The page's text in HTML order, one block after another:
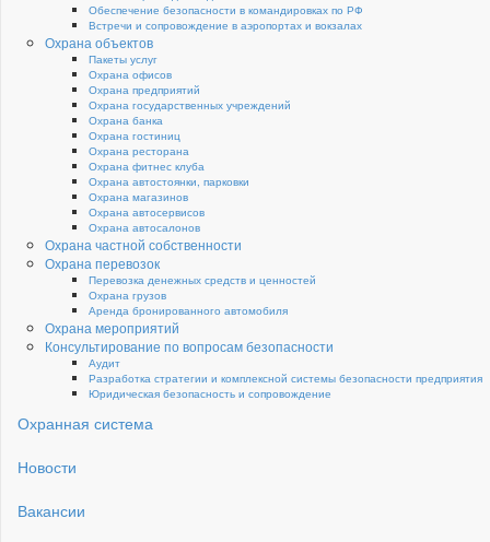
Обеспечение безопасности в командировках по РФ
Встречи и сопровождение в аэропортах и вокзалах
Охрана объектов
Пакеты услуг
Охрана офисов
Охрана предприятий
Охрана государственных учреждений
Охрана банка
Охрана гостиниц
Охрана ресторана
Охрана фитнес клуба
Охрана автостоянки, парковки
Охрана магазинов
Охрана автосервисов
Охрана автосалонов
Охрана частной собственности
Охрана перевозок
Перевозка денежных средств и ценностей
Охрана грузов
Аренда бронированного автомобиля
Охрана мероприятий
Консультирование по вопросам безопасности
Аудит
Разработка стратегии и комплексной системы безопасности предприятия
Юридическая безопасность и сопровождение
Охранная система
Новости
Вакансии